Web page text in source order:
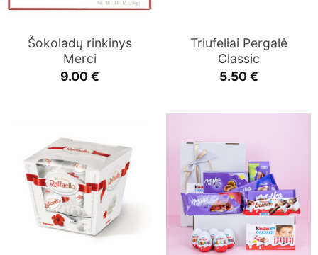
Šokoladų rinkinys
Merci
9.00€
Triufeliai Pergalė
Classic
5.50€